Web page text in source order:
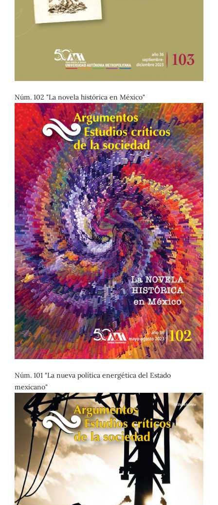
Núm. 102 "La novela histórica en México"
Núm. 101 "La nueva política energética del Estado
mexicano"